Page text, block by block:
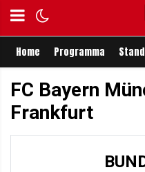
Home Programma Stand
FC Bayern
Frankfurt